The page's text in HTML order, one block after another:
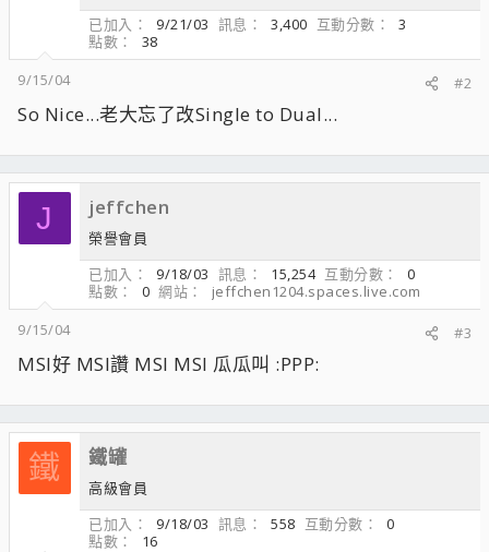
已加入
9/21/03 訊息 3,400 互動分數
3
點數
38
9/15/04
#2
So Nice...老大忘了改Single to Dual...
J jeffchen
榮譽會員
已加入
9/18/03 訊息 15,254 互動分數
0
點數
0 網站
jeffchen1204.spaces.live.com
9/15/04
#3
MSI好 MSI讚 MSI MSI 瓜瓜叫 :PPP:
鐵 鐵罐
高級會員
已加入
9/18/03 訊息 558 互動分數
0
點數
16